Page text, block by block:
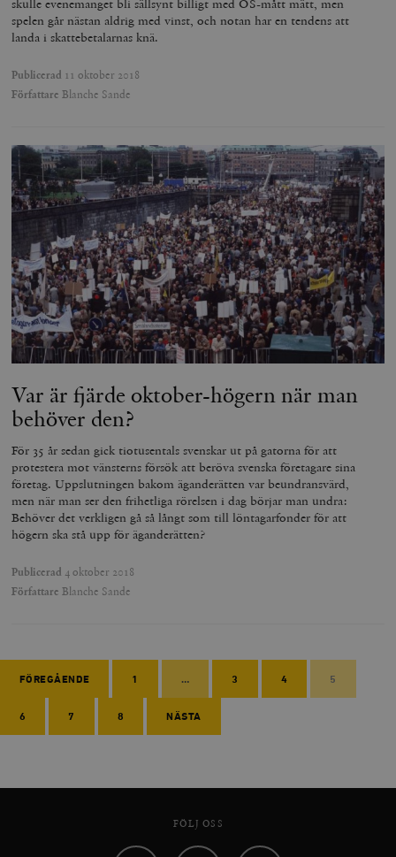
skulle evenemanget bli sällsynt billigt med OS-mått mätt, men
spelen går nästan aldrig med vinst, och notan har en tendens att
landa i skattebetalarnas knä.
Publicerad 11 oktober 2018
Författare Blanche Sande
Var är fjärde oktober-högern när man
behöver den?
För 35 år sedan gick tiotusentals svenskar ut på gatorna för att
protestera mot vänsterns försök att beröva svenska företagare sina
företag. Uppslutningen bakom äganderätten var beundransvärd,
men när man ser den frihetliga rörelsen i dag börjar man undra:
Behöver det verkligen gå så långt som till löntagarfonder för att
högern ska stå upp för äganderätten?
Publicerad 4 oktober 2018
Författare Blanche Sande
FÖREGÅENDE 1 … 3 4 5
6 7 8 NÄSTA
FÖLJ OSS